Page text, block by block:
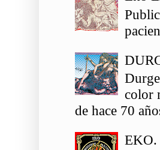
color
de hace 70